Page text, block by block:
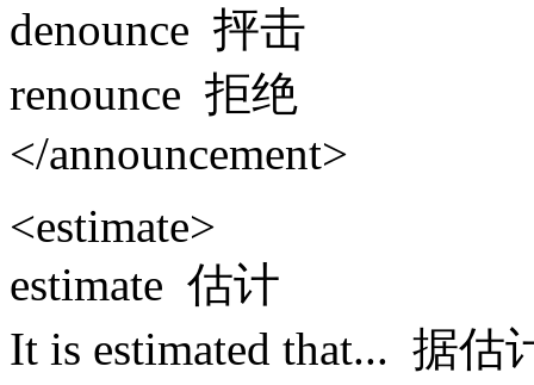
denounce 抨击
renounce 拒绝
</announcement>
<estimate>
estimate 估计
It is estimated that... 据